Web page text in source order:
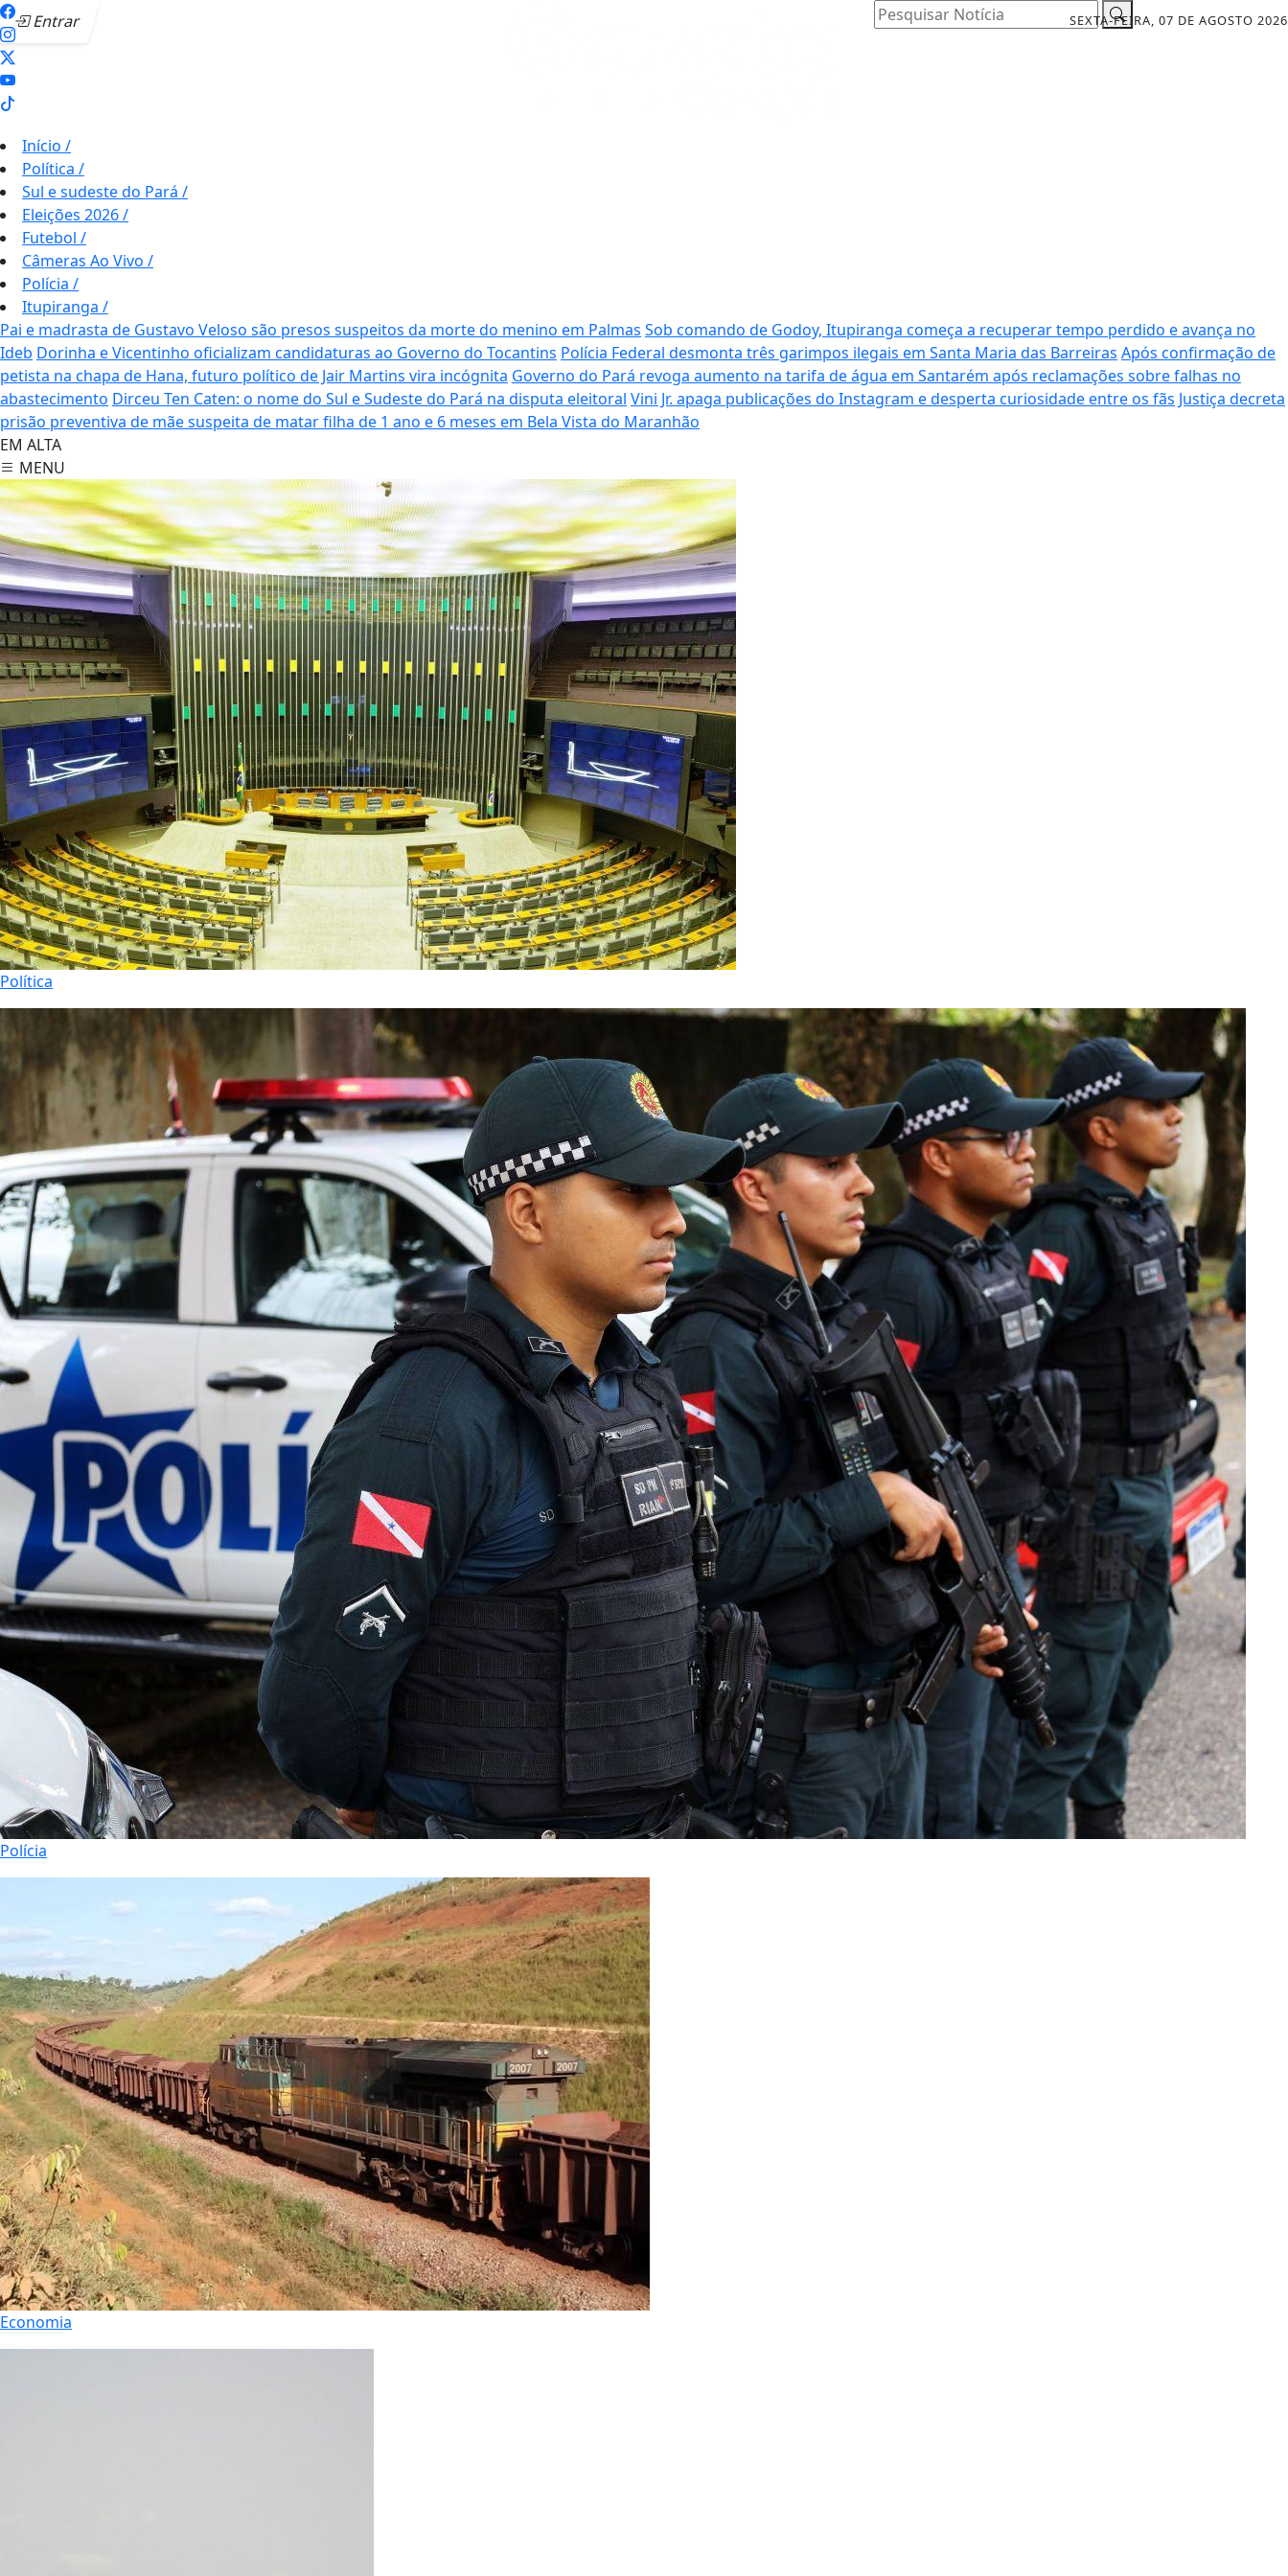
Entrar SEXTA-FEIRA, 07 DE AGOSTO 2026
Pesquisar Notícia
Início /
Política /
Sul e sudeste do Pará /
Eleições 2026/
Futebol /
Câmeras Ao Vivo /
Polícia /
Itupiranga /
Pai e madrasta de Gustavo Veloso são presos suspeitos da morte do menino em Palmas Sob comando de Godoy, Itupiranga começa a recuperar tempo perdido e avança no
Ideb Dorinha e Vicentinho oficializam candidaturas ao Governo do Tocantins Polícia Federal desmonta três garimpos ilegais em Santa Maria das Barreiras Após confirmação de
petista na chapa de Hana, futuro político de Jair Martins vira incógnita Governo do Pará revoga aumento na tarifa de água em Santarém após reclamações sobre falhas no
abastecimento Dirceu Ten Caten: o nome do Sul e Sudeste do Pará na disputa eleitoral Vini Jr. apaga publicações do Instagram e desperta curiosidade entre os fãs Justiça decreta
prisão preventiva de mãe suspeita de matar filha de 1 ano e 6 meses em Bela Vista do Maranhão
EM ALTA
MENU
Política
Polícia
Economia